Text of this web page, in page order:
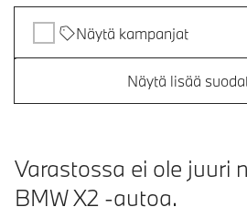
Näytä kampanjat
Näytä lisää
Varastossa ei ole juuri
BMW X2 -autoa.